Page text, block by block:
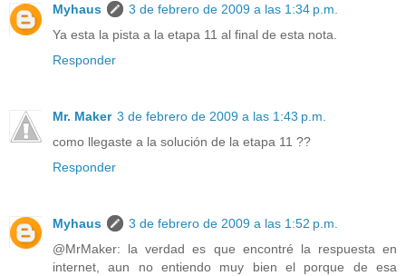
Myhaus
3 de febrero de 2009 a las 1:34 p.m.
Ya esta la pista a la etapa 11 al final de esta nota.
Responder
Mr. Maker 3 de febrero de 2009 a las 1:43 p.m.
como llegaste a la solución de la etapa 11 ??
Responder
Myhaus
3 de febrero de 2009 a las 1:52 p.m.
@MrMaker: la verdad es que encontré la respuesta en
internet, aun no entiendo muy bien el porque de esa